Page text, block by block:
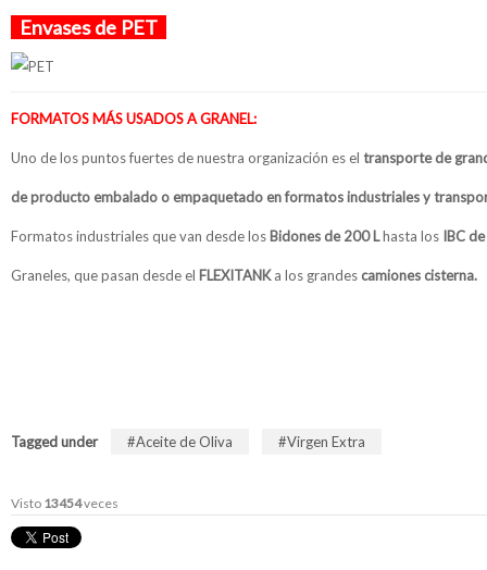
Envases de PET
FORMATOS MÁS USADOS A GRANEL:
Uno de los puntos fuertes de nuestra organización es el transporte de
de producto embalado o empaquetado en formatos industriales y
Formatos industriales que van desde los Bidones de 200 Lhasta los IBC
Graneles, que pasan desde el FLEXITANKa los grandes camiones cisterna.
Tagged under Aceite de Oliva Virgen Extra
Visto 13454veces